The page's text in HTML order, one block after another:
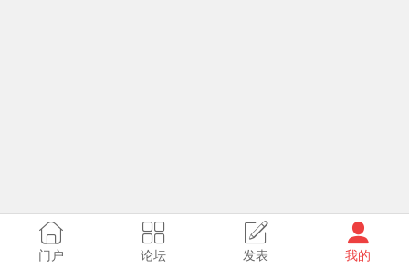
门户 论坛 发表 我的